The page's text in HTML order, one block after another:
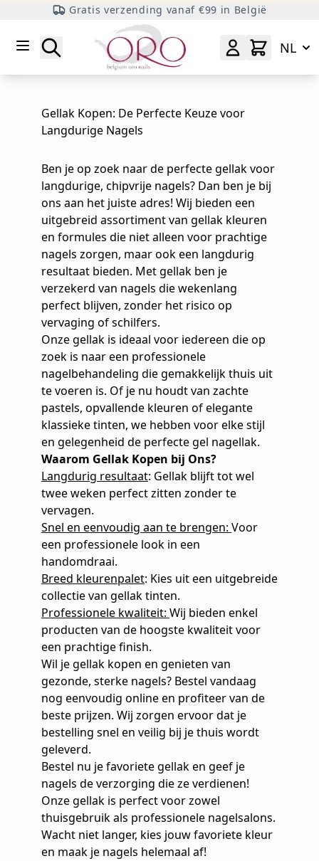
Gratis verzending vanaf €99 in België
Zoeken
NL
Gellak Kopen: De Perfecte Keuze voor
Langdurige Nagels
Ben je op zoek naar de perfecte gellak voor
langdurige, chipvrije nagels? Dan ben je bij
ons aan het juiste adres! Wij bieden een
uitgebreid assortiment van gellak kleuren
en formules die niet alleen voor prachtige
nagels zorgen, maar ook een langdurig
resultaat bieden. Met gellak ben je
verzekerd van nagels die wekenlang
perfect blijven, zonder het risico op
vervaging of schilfers.
Onze gellak is ideaal voor iedereen die op
zoek is naar een professionele
nagelbehandeling die gemakkelijk thuis uit
te voeren is. Of je nu houdt van zachte
pastels, opvallende kleuren of elegante
klassieke tinten, we hebben voor elke stijl
en gelegenheid de perfecte gel nagellak.
Waarom Gellak Kopen bij Ons?
Langdurig resultaat: Gellak blijft tot wel
twee weken perfect zitten zonder te
vervagen.
Snel en eenvoudig aan te brengen: Voor
een professionele look in een
handomdraai.
Breed kleurenpalet: Kies uit een uitgebreide
collectie van gellak tinten.
Professionele kwaliteit: Wij bieden enkel
producten van de hoogste kwaliteit voor
een prachtige finish.
Wil je gellak kopen en genieten van
gezonde, sterke nagels? Bestel vandaag
nog eenvoudig online en profiteer van de
beste prijzen. Wij zorgen ervoor dat je
bestelling snel en veilig bij je thuis wordt
geleverd.
Bestel nu je favoriete gellak en geef je
nagels de verzorging die ze verdienen!
Onze gellak is perfect voor zowel
thuisgebruik als professionele nagelsalons.
Wacht niet langer, kies jouw favoriete kleur
en maak je nagels helemaal af!